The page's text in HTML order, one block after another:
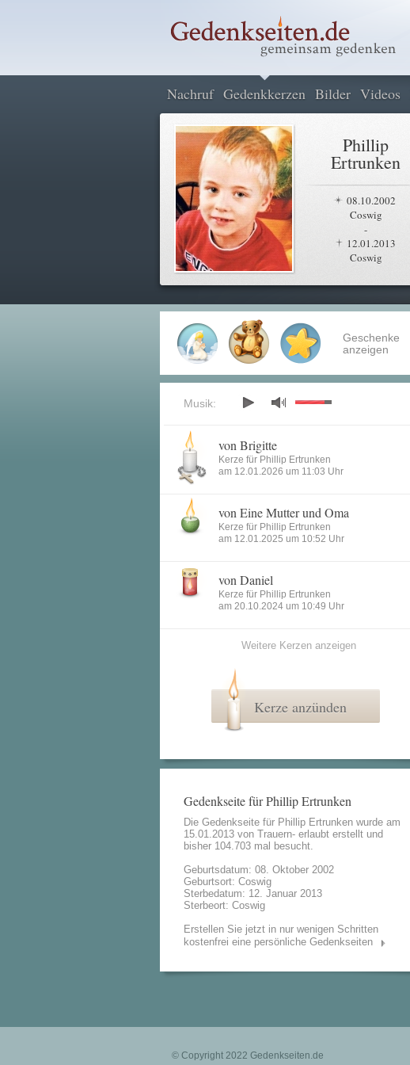
Nachruf Gedenkkerzen Bilder Videos
Phillip
Ertrunken
08.10.2002
Coswig
-
12.01.2013
Coswig
Geschenke
anzeigen
Musik:
von Brigitte
Kerze für Phillip Ertrunken
am 12.01.2026 um 11:03 Uhr
von Eine Mutter und Oma
Kerze für Phillip Ertrunken
am 12.01.2025 um 10:52 Uhr
von Daniel
Kerze für Phillip Ertrunken
am 20.10.2024 um 10:49 Uhr
Weitere Kerzen anzeigen
Kerze anzünden
Gedenkseite für Phillip Ertrunken
Die Gedenkseite für Phillip Ertrunken wurde am
15.01.2013 von Trauern- erlaubt erstellt und
bisher 104.703 mal besucht.
Geburtsdatum: 08. Oktober 2002
Geburtsort: Coswig
Sterbedatum: 12. Januar 2013
Sterbeort: Coswig
Erstellen Sie jetzt in nur wenigen Schritten
kostenfrei eine persönliche Gedenkseiten
© Copyright 2022 Gedenkseiten.de